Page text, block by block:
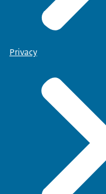
Privacy